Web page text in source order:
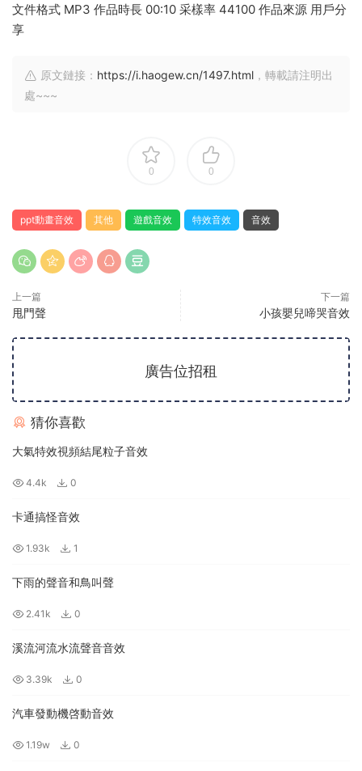
文件格式 MP3 作品時長 00:10 采樣率 44100 作品來源 用戶分
享
原文鏈接： https://i.haogew.cn/1497.html ，轉載請注明出
處~~~
0 0
ppt動畫音效 其他 遊戲音效 特效音效 音效
上一篇
甩門聲
下一篇
小孩嬰兒啼哭音效
廣告位招租
猜你喜歡
大氣特效視頻結尾粒子音效
4.4k 0
卡通搞怪音效
1.93k 1
下雨的聲音和鳥叫聲
2.41k 0
溪流河流水流聲音音效
3.39k 0
汽車發動機啓動音效
1.19w 0